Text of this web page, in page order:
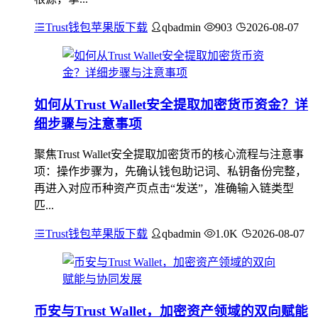
Trust钱包苹果版下载 qbadmin 903 2026-08-07
如何从Trust Wallet安全提取加密货币资金？详
细步骤与注意事项
聚焦Trust Wallet安全提取加密货币的核心流程与注意事
项：操作步骤为，先确认钱包助记词、私钥备份完整，
再进入对应币种资产页点击“发送”，准确输入链类型
匹...
Trust钱包苹果版下载 qbadmin 1.0K 2026-08-07
币安与Trust Wallet，加密资产领域的双向赋能